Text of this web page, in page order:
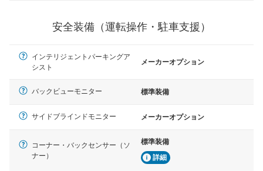
安全装備（運転操作・駐車支援）
インテリジェントパーキングア
シスト
メーカーオプション
バックビューモニター 標準装備
サイドブラインドモニター メーカーオプション
コーナー・バックセンサー（ソ
ナー）
標準装備
詳細